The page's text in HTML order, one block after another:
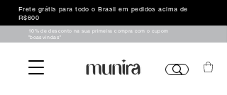
Frete grátis para todo o Brasil em pedidos acima de
R$600
10% de desconto na sua primeira compra com o cupom
"boasvindas"